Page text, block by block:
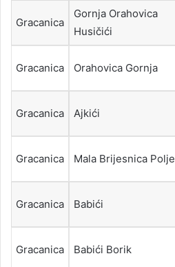
Gracanica
Gornja Orahovica
Husičići
Gracanica Orahovica Gornja
Gracanica Ajkići
Gracanica Mala Brijesnica Polje
Gracanica Babići
Gracanica Babići Borik